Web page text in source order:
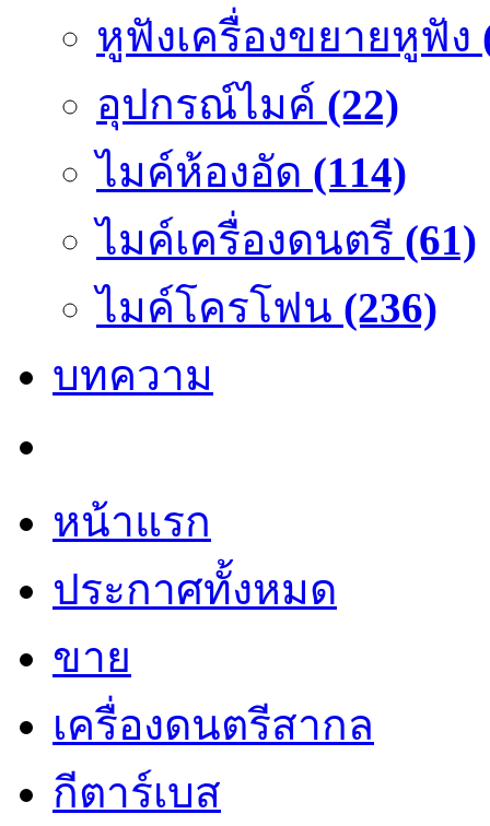
หูฟังเครื่องขยายหูฟัง
อุปกรณ์ไมค์ (22)
ไมค์ห้องอัด (114)
ไมค์เครื่องดนตรี (61)
ไมค์โครโฟน (236)
บทความ
หน้าแรก
ประกาศทั้งหมด
ขาย
เครื่องดนตรีสากล
กีตาร์เบส